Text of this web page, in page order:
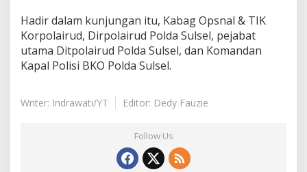
Hadir dalam kunjungan itu, Kabag Opsnal & TIK
Korpolairud, Dirpolairud Polda Sulsel, pejabat
utama Ditpolairud Polda Sulsel, dan Komandan
Kapal Polisi BKO Polda Sulsel.
Writer: Indrawati/YT Editor: Dedy Fauzie
Follow Us